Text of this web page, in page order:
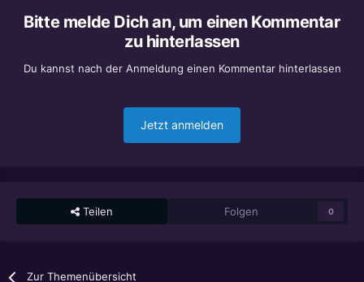
Bitte melde Dich an, um einen Kommentar
zu hinterlassen
Du kannst nach der Anmeldung einen Kommentar hinterlassen
Jetzt anmelden
Teilen Folgen 0
Zur Themenübersicht